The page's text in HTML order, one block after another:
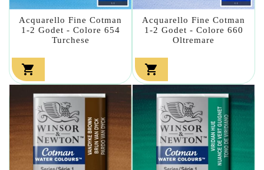
Acquarello Fine Cotman
1-2 Godet - Colore 654
Turchese

Acquarello Fine Cotman
1-2 Godet - Colore 660
Oltremare
